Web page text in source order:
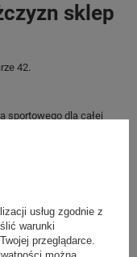
sklep
42.
sportowego dla całej
że towar jest
towaru bez
usług zgodnie z
warunki
przeglądarce.